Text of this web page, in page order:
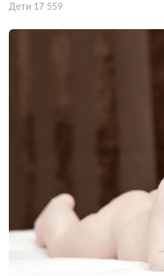
Дети 17 559